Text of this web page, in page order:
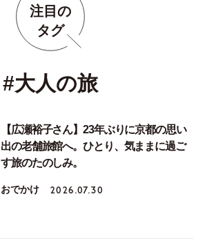
注目の
タグ
#大人の旅
【広瀬裕子さん】23年ぶりに京都の思い
出の老舗旅館へ。ひとり、気ままに過ご
す旅のたのしみ。
おでかけ 2026.07.30